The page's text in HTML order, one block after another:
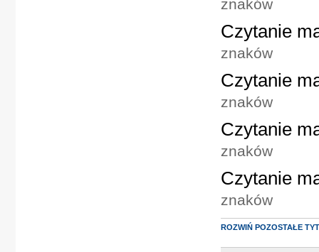
znaków
Czytanie
znaków
Czytanie
znaków
Czytanie
znaków
Czytanie
znaków
ROZWIŃ POZOSTAŁE